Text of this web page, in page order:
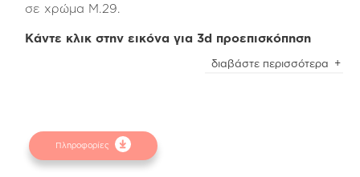
σε χρώμα Μ.29.
Κάντε κλικ στην εικόνα για 3d προεπισκόπηση
Η συρταριέρα με τα 3 συρτάρια της Flow
συνδυάζεται άψογα με τις λακαριστές επιφάνειες
των συρταριών και της επάνω επιφάνειας σε
χρώμα pale beige matte (L.52).
διαβάστε περισσότερα
Πληροφορίες